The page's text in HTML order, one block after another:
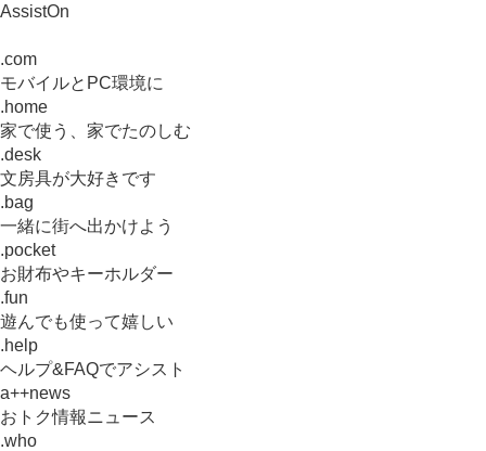
AssistOn
.com
モバイルとPC環境に
.home
家で使う、家でたのしむ
.desk
文房具が大好きです
.bag
一緒に街へ出かけよう
.pocket
お財布やキーホルダー
.fun
遊んでも使って嬉しい
.help
ヘルプ&FAQでアシスト
a++news
おトク情報ニュース
.who